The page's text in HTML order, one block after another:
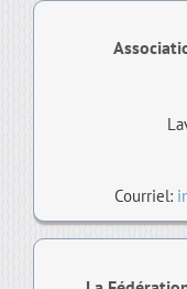
Courriel: